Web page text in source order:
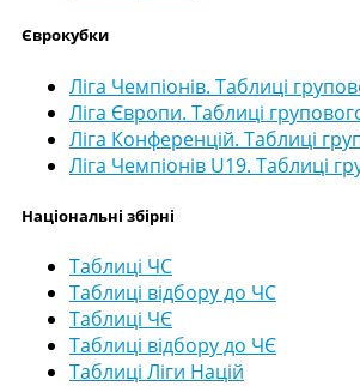
Єврокубки
Ліга Чемпіонів. Таблиці
Ліга Європи. Таблиці
Ліга Конференцій. Таблиці
Ліга Чемпіонів U19. Таблиці
Національні збірні
Таблиці ЧС
Таблиці відбору до ЧС
Таблиці ЧЄ
Таблиці відбору до ЧЄ
Таблиці Ліги Націй